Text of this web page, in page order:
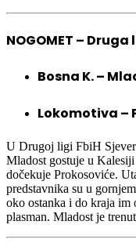
NOGOMET –
Bosna K. –
Lokomotiva –
U Drugoj ligi FbiH Sjever
Mladost gostuje u
dočekuje Prokosoviće.
predstavnika su u
oko ostanka i do kraja im
plasman. Mladost je